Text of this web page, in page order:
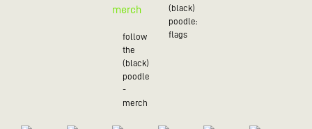
follow
the
(black)
poodle
-
merch
(black)
poodle:
flags